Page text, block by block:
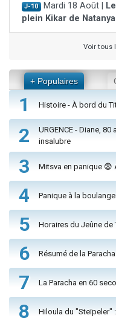
J-10 Mardi 18 Août |
plein Kikar de
Voir tous
+ Populaires
1 Histoire - À bord du
2
URGENCE - Diane,
insalubre
3 Mitsva en panique 😨
4 Panique à la
5 Horaires du Jeûne de
6 Résumé de la
7 La Paracha en 60
8 Hiloula du "Steïpeler"